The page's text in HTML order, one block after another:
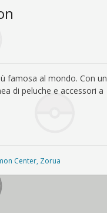
famosa al mondo. Con un
di peluche e accessori a
Center, Zorua